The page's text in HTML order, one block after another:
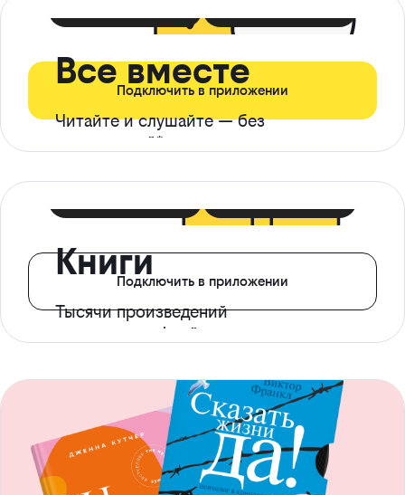
Все вместе
Читайте и слушайте — без
ограничений*
Подключить в приложении
Книги
Тысячи произведений
с доступом офлайн
Подключить в приложении